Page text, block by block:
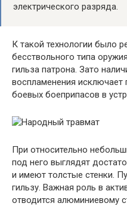
электрического разряда.
К такой технологии было
бесствольного типа
гильза патрона. Зато
воспламенения исключает
боевых боеприпасов в
При относительно
под него выглядят
и имеют толстые стенки.
гильзу. Важная роль в
отводится алюминиевому